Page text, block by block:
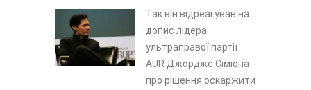
Так він відреагував на
допис лідера
ультраправої партії
AUR Джордже Сіміона
про рішення оскаржити